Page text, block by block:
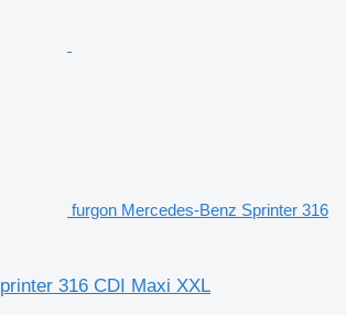
furgon Mercedes-Benz Sprinter 316
316 CDI Maxi XXL